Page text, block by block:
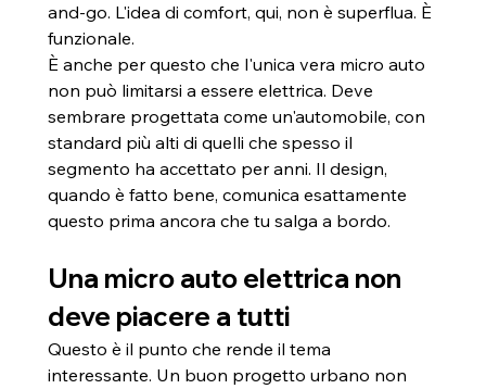
and-go. L'idea di comfort, qui, non è superflua. È
funzionale.
È anche per questo che l'unica vera micro auto
non può limitarsi a essere elettrica. Deve
sembrare progettata come un'automobile, con
standard più alti di quelli che spesso il
segmento ha accettato per anni. Il design,
quando è fatto bene, comunica esattamente
questo prima ancora che tu salga a bordo.
Una micro auto elettrica non
deve piacere a tutti
Questo è il punto che rende il tema
interessante. Un buon progetto urbano non